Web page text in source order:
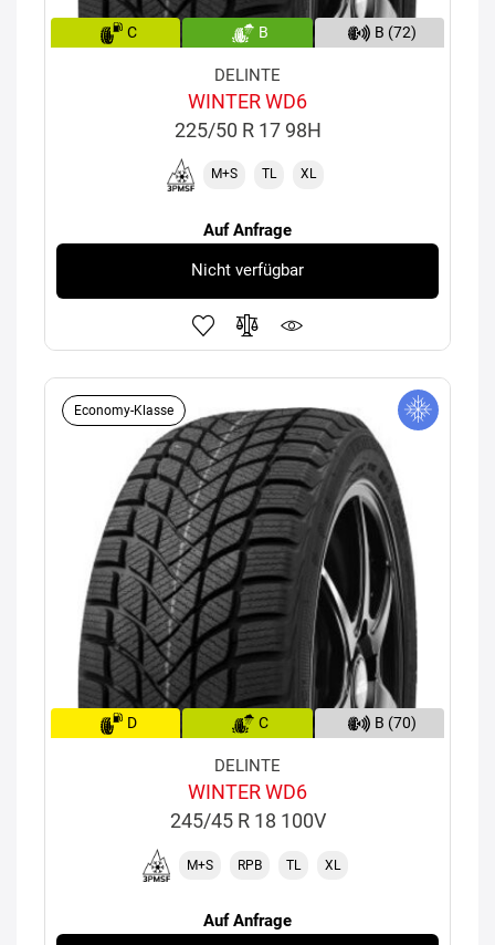
C B B (72)
DELINTE
WINTER WD6
225/50 R 17 98H
M+S TL XL
Auf Anfrage
Nicht verfügbar
Economy-Klasse
D C B (70)
DELINTE
WINTER WD6
245/45 R 18 100V
M+S RPB TL XL
Auf Anfrage